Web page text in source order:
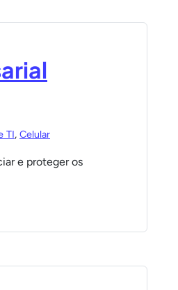
TI, Celular
e proteger os